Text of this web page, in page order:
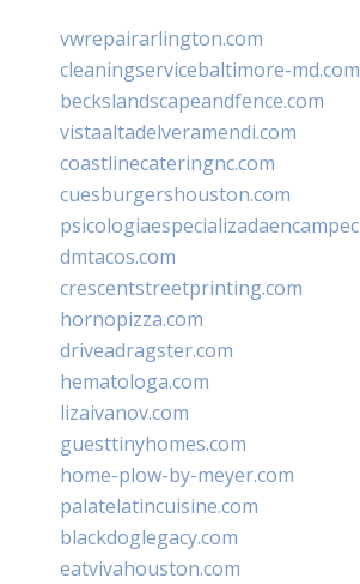
vwrepairarlington.com
cleaningservicebaltimore-md.com
beckslandscapeandfence.com
vistaaltadelveramendi.com
coastlinecateringnc.com
cuesburgershouston.com
dmtacos.com
crescentstreetprinting.com
hornopizza.com
driveadragster.com
hematologa.com
lizaivanov.com
guesttinyhomes.com
home-plow-by-meyer.com
palatelatincuisine.com
blackdoglegacy.com
eatvivahouston.com